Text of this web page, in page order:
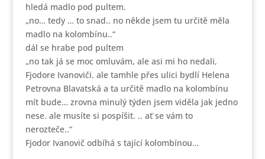
hledá madlo pod pultem.
„no… tedy … to snad.. no někde jsem tu určitě měla
madlo na kolombínu..“
dál se hrabe pod pultem
„no tak já se moc omluvám, ale asi mi ho nedali,
Fjodore Ivanoviči. ale tamhle přes ulici bydlí Helena
Petrovna Blavatská a ta určitě madlo na kolombínu
mít bude… zrovna minulý týden jsem viděla jak jedno
nese. ale musíte si pospíšit. .. ať se vám to
nerozteče..“
Fjodor Ivanovič odbíhá s tající kolombínou…